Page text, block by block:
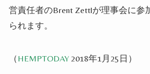
営責任者のBrent Zettlが理事会に参
られます。
（ HEMPTODAY2018年1月25日）